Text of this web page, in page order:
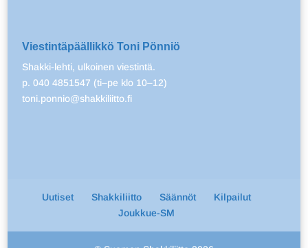
Viestintäpäällikkö Toni Pönniö
Shakki-lehti, ulkoinen viestintä.
p. 040 4851547 (ti–pe klo 10–12)
toni.ponnio@shakkiliitto.fi
Uutiset Shakkiliitto Säännöt
Kilpailut
Joukkue-SM